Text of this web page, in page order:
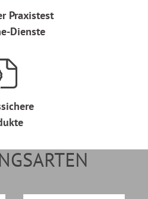
Praxistest
Dienste